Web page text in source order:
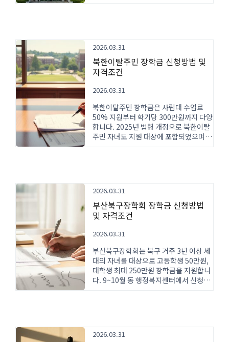
2026.03.31
북한이탈주민 장학금 신청방법 및
자격조건
2026.03.31
북한이탈주민 장학금은 사립대 수업료
50% 지원부터 학기당 300만원까지 다양
합니다. 2025년 법령 개정으로 북한이탈
주민 자녀도 지원 대상에 포함되었으며,
2026.03.31
부산북구장학회 장학금 신청방법
및 자격조건
2026.03.31
부산북구장학회는 북구 거주 3년 이상 세
대의 자녀를 대상으로 고등학생 50만원,
대학생 최대 250만원 장학금을 지원합니
다. 9~10월 동 행정복지센터에서 신청하
2026.03.31